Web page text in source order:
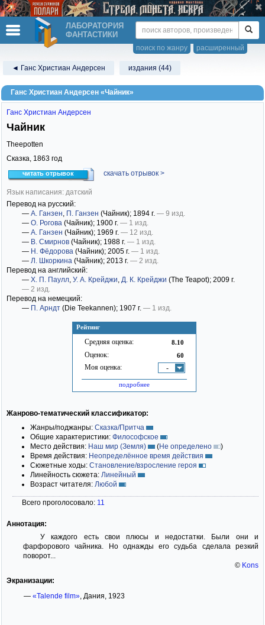
ЛАБОРАТОРИЯ
ФАНТАСТИКИ
расширенный
поиск по жанру
◄ Ганс Христиан Андерсен издания (44)
Ганс Христиан Андерсен «Чайник»
Рейтинг
Средняя оценка: 8.10
Оценок: 60
Моя оценка: -
подробнее
Ганс Христиан Андерсен
Чайник
Theepotten
Сказка, 1863 год
читать отрывок скачать отрывок >
Язык написания: датский
Перевод на русский:
— А. Ганзен, П. Ганзен (Чайник); 1894 г. — 9 изд.
— О. Рогова (Чайник); 1900 г. — 1 изд.
— А. Ганзен (Чайник); 1969 г. — 12 изд.
— В. Смирнов (Чайник); 1988 г. — 1 изд.
— Н. Фёдорова (Чайник); 2005 г. — 1 изд.
— Л. Шкоркина (Чайник); 2013 г. — 2 изд.
Перевод на английский:
— Х. П. Паулл, У. А. Крейджи, Д. К. Крейджи (The Teapot); 2009 г.
— 2 изд.
Перевод на немецкий:
— П. Арндт (Die Teekannen); 1907 г. — 1 изд.
Жанрово-тематический классификатор:
Жанры/поджанры: Сказка/Притча
Общие характеристики: Философское
Место действия: Наш мир (Земля) (Не определено
)
Время действия: Неопределённое время действия
Сюжетные ходы: Становление/взросление героя
Линейность сюжета: Линейный
Возраст читателя: Любой
Всего проголосовало: 11
Аннотация:
У каждого есть свои плюсы и недостатки. Были они и
фарфорового чайника. Но однажды его судьба сделала резкий
поворот...
© Kons
Экранизации:
— «Talende film», Дания, 1923